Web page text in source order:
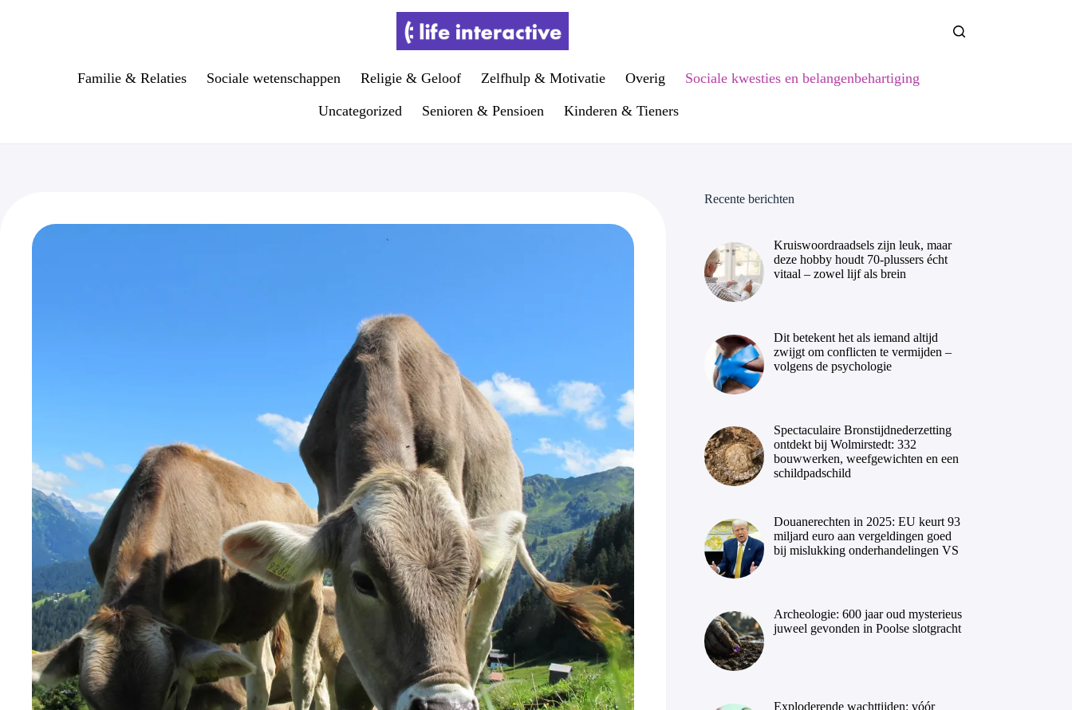
Familie & Relaties Sociale wetenschappen Religie & Geloof Zelfhulp & Motivatie Overig Sociale kwesties en belangenbehartiging
Uncategorized Senioren & Pensioen Kinderen & Tieners
Recente berichten
Kruiswoordraadsels zijn leuk, maar
deze hobby houdt 70-plussers écht
vitaal – zowel lijf als brein
Dit betekent het als iemand altijd
zwijgt om conflicten te vermijden –
volgens de psychologie
Spectaculaire Bronstijdnederzetting
ontdekt bij Wolmirstedt: 332
bouwwerken, weefgewichten en een
schildpadschild
Douanerechten in 2025: EU keurt 93
miljard euro aan vergeldingen goed
bij mislukking onderhandelingen VS
Archeologie: 600 jaar oud mysterieus
juweel gevonden in Poolse slotgracht
Exploderende wachttijden: vóór